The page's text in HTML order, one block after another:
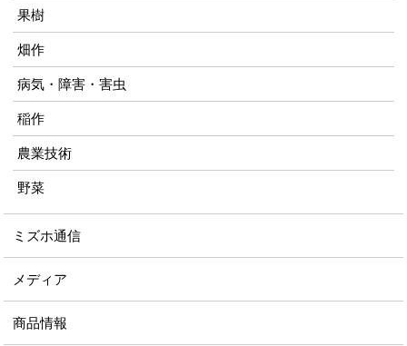
果樹
畑作
病気・障害・害虫
稲作
農業技術
野菜
ミズホ通信
メディア
商品情報